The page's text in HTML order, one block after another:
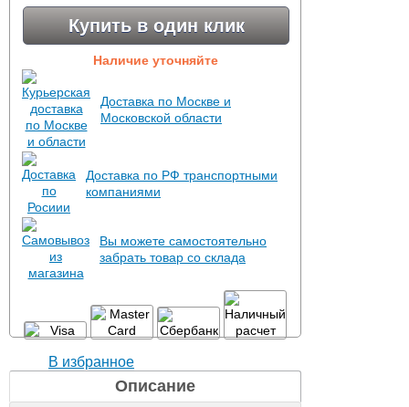
Купить в один клик
Наличие уточняйте
Доставка по Москве и
Московской области
Доставка по РФ транспортными
компаниями
Вы можете самостоятельно
забрать товар со склада
В избранное
Описание